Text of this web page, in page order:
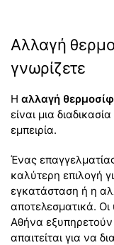
Αλλαγή
γνωρίζετε
Η αλλαγή
είναι μια
εμπειρία.
Ένας
καλύτερη επιλογή
εγκατάσταση ή η
αποτελεσματικά.
Αθήνα
απαιτείται για να